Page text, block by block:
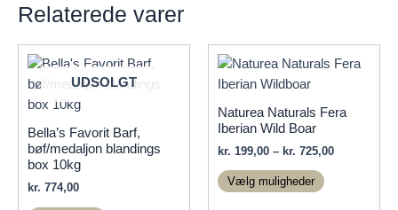
Relaterede varer
UDSOLGT
Bella’s Favorit Barf,
bøf/medaljon blandings
box 10kg
kr. 774,00
Naturea Naturals Fera
Iberian Wild Boar
kr. 199,00 – kr. 725,00
Vælg muligheder